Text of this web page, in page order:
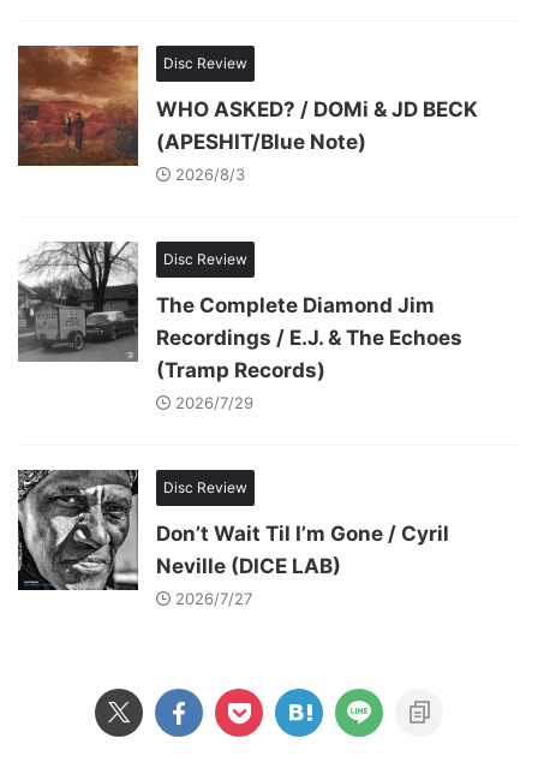
Disc Review
WHO ASKED? / DOMi & JD BECK
(APESHIT/Blue Note)
2026/8/3
Disc Review
The Complete Diamond Jim
Recordings / E.J. & The Echoes
(Tramp Records)
2026/7/29
Disc Review
Don’t Wait Til I’m Gone / Cyril
Neville (DICE LAB)
2026/7/27